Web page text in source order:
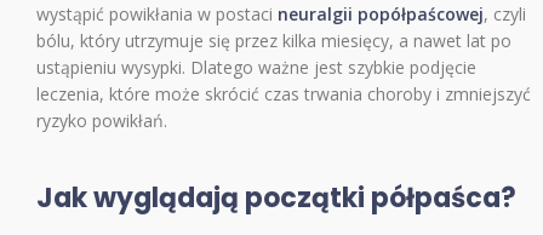
wystąpić powikłania w postaci neuralgii popółpaścowej, czyli
bólu, który utrzymuje się przez kilka miesięcy, a nawet lat po
ustąpieniu wysypki. Dlatego ważne jest szybkie podjęcie
leczenia, które może skrócić czas trwania choroby i zmniejszyć
ryzyko powikłań.
Jak wyglądają początki półpaśca?